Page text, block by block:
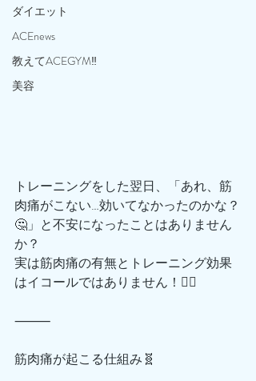
ダイエット
ACEnews
教えてACEGYM‼️
美容
トレーニングをした翌日、「あれ、筋
肉痛がこない…効いてなかったのかな？
🤔」と不安になったことはありません
か？
実は筋肉痛の有無とトレーニング効果
はイコールではありません！🙅‍♂️
⸻
筋肉痛が起こる仕組み🧬